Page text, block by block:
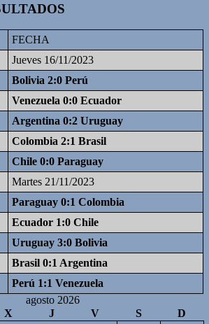
FECHA
Jueves 16/11/2023
Bolivia 2:0 Perú
Venezuela 0:0 Ecuador
Argentina 0:2 Uruguay
Colombia 2:1 Brasil
Chile 0:0 Paraguay
Martes 21/11/2023
Paraguay 0:1 Colombia
Ecuador 1:0 Chile
Uruguay 3:0 Bolivia
Brasil 0:1 Argentina
Perú 1:1 Venezuela
agosto 2026
X J V S
D